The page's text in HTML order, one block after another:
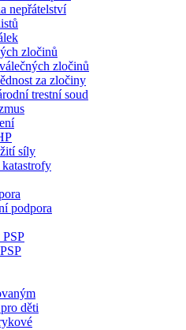
nepřátelství
zločinů
zločinů
za zločiny
trestní soud
síly
podpora
děti